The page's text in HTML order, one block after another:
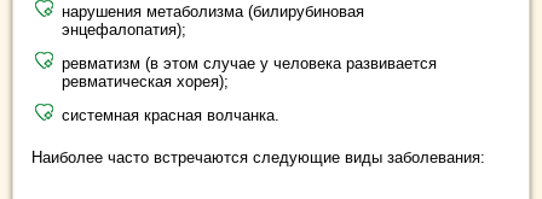
нарушения метаболизма (билирубиновая
энцефалопатия);
ревматизм (в этом случае у человека развивается
ревматическая хорея);
системная красная волчанка.
Наиболее часто встречаются следующие виды заболевания: